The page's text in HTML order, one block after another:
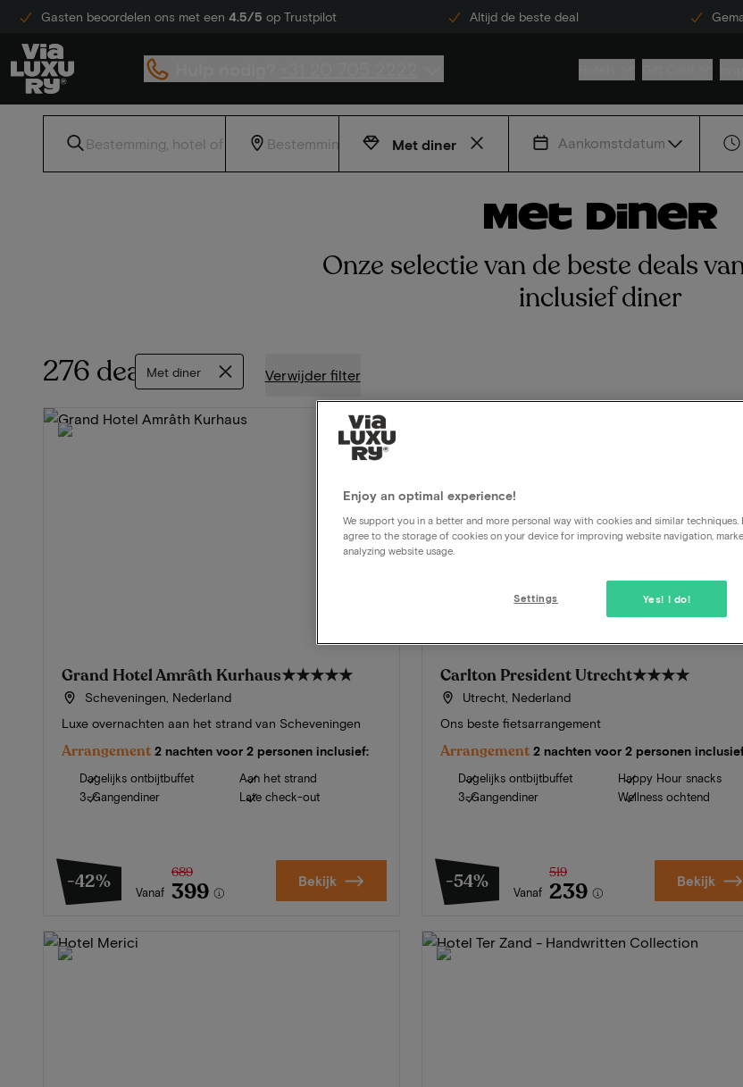
Gasten beoordelen ons met een 4.5/5 op Trustpilot Altijd de beste deal
Met diner Aankomstdatum
Met diner
Onze selectie van de beste deals
inclusief diner
276 dealsMet diner Verwijder filter
Grand Hotel Amrâth Kurhaus★★★★★
Scheveningen, Nederland
Luxe overnachten aan het strand van Scheveningen
Arrangement 2 nachten voor 2 personen inclusief:
Dagelijks ontbijtbuffet
3-Gangendiner
Aan het strand
Late check-out
-42% Vanaf
689
399 Bekijk
Carlton President Utrecht★★★★
Utrecht, Nederland
Ons beste fietsarrangement
Arrangement 2 nachten voor 2 personen
Dagelijks ontbijtbuffet
3-Gangendiner
Happy Hour snacks
Wellness ochtend
-54% Vanaf
519
239 Bekijk
Enjoy an optimal experience!
We support you in a better and more personal way with cookies and similar
agree to the storage of cookies on your device for improving website navigation,
analyzing website usage.
Yes! I do!
Settings